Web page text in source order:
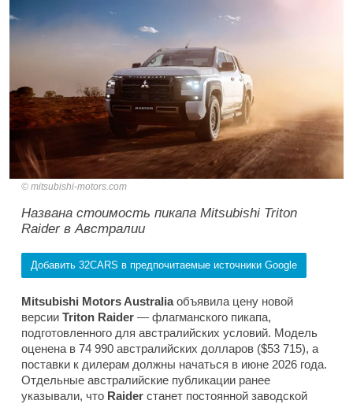
mitsubishi-motors.com
Названа стоимость пикапа Mitsubishi Triton
Raider в Австралии
Добавить 32CARS в предпочитаемые источники Google
Mitsubishi Motors Australiaобъявила цену новой
версии Triton Raider — флагманского пикапа,
подготовленного для австралийских условий. Модель
оценена в 74 990 австралийских долларов ($53 715), а
поставки к дилерам должны начаться в июне 2026 года.
Отдельные австралийские публикации ранее
указывали, что Raider станет постоянной заводской